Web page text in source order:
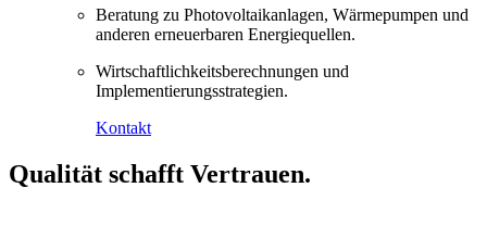
Beratung zu Photovoltaikanlagen, Wärmepumpen und
anderen erneuerbaren Energiequellen.
Wirtschaftlichkeitsberechnungen und
Implementierungsstrategien.
Kontakt
Qualität schafft Vertrauen.